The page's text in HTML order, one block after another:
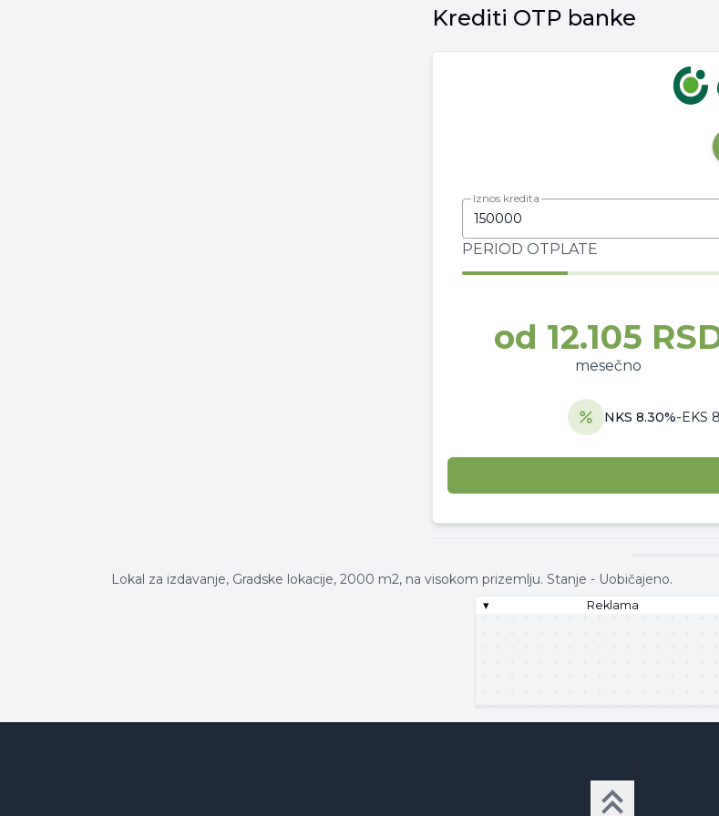
Krediti OTP banke
Iznos kredita
PERIOD OTPLATE
od 12.105
mesečno
NKS 8.30%-EKS
Lokal za izdavanje, Gradske lokacije, 2000 m2, na visokom prizemlju. Stanje - Uobičajeno.
▾ Reklama
▾ Reklama